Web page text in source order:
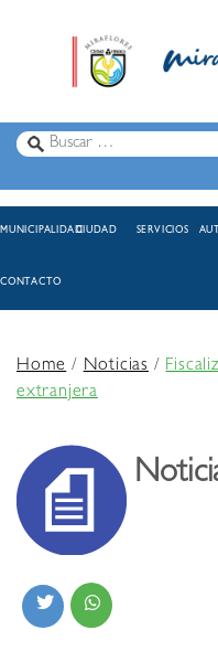
MUNICIPALIDADCIUDAD SERVICIOS
CONTACTO
Home/Noticias /
extranjera